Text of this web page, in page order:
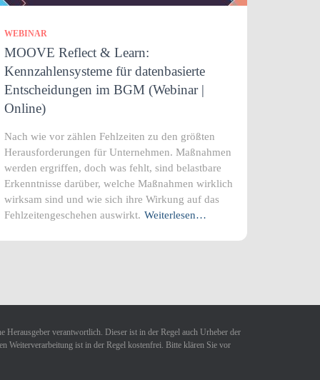
WEBINAR
MOOVE Reflect & Learn:
Kennzahlensysteme für datenbasierte
Entscheidungen im BGM (Webinar |
Online)
Nach wie vor zählen Fehlzeiten zu den größten
Herausforderungen für Unternehmen. Maßnahmen
werden ergriffen, doch was fehlt, sind belastbare
Erkenntnisse darüber, welche Maßnahmen wirklich
wirksam sind und wie sich ihre Wirkung auf das
Fehlzeitengeschehen auswirkt. Weiterlesen…
Herausgeber verantwortlich. Dieser ist in der Regel auch Urheber der
Weiterverarbeitung ist in der Regel kostenfrei. Bitte klären Sie vor